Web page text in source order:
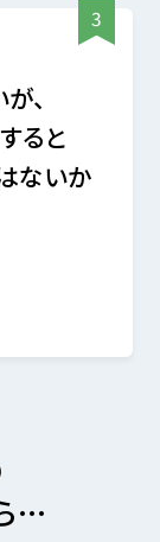
、
ると
ないか
…